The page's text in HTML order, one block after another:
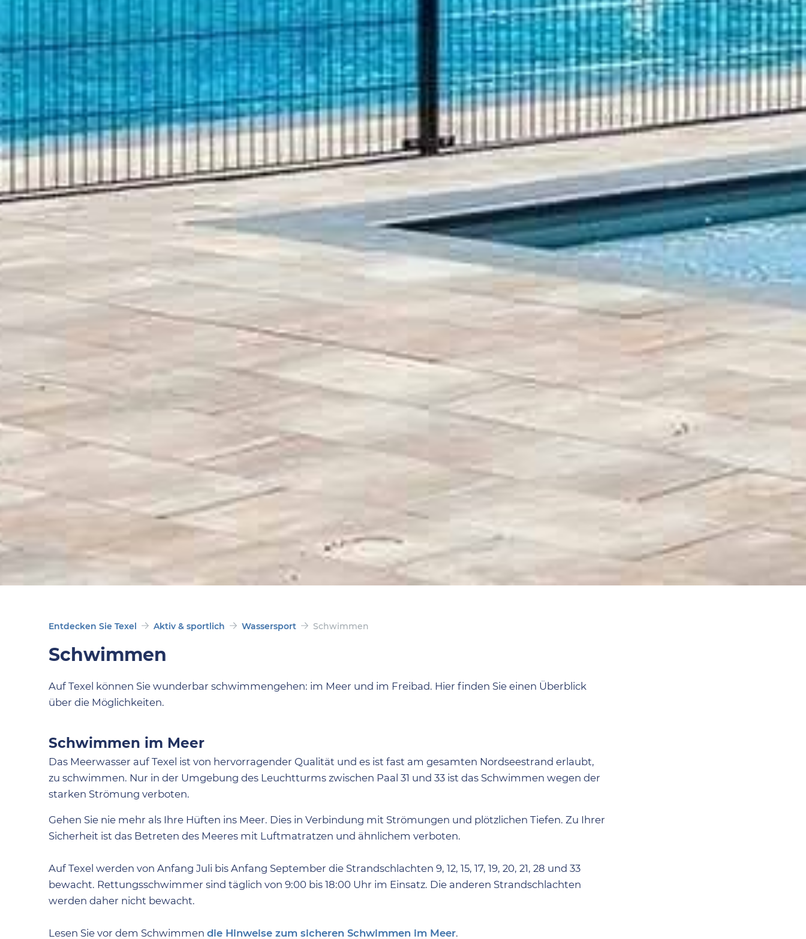
Entdecken Sie Texel Aktiv & sportlich Wassersport Schwimmen
Schwimmen
Auf Texel können Sie wunderbar schwimmengehen: im Meer und im Freibad. Hier finden Sie einen Überblick
über die Möglichkeiten.
Schwimmen im Meer
Das Meerwasser auf Texel ist von hervorragender Qualität und es ist fast am gesamten Nordseestrand erlaubt,
zu schwimmen. Nur in der Umgebung des Leuchtturms zwischen Paal 31 und 33 ist das Schwimmen wegen der
starken Strömung verboten.
Gehen Sie nie mehr als Ihre Hüften ins Meer. Dies in Verbindung mit Strömungen und plötzlichen Tiefen. Zu Ihrer
Sicherheit ist das Betreten des Meeres mit Luftmatratzen und ähnlichem verboten.
Auf Texel werden von Anfang Juli bis Anfang September die Strandschlachten 9, 12, 15, 17, 19, 20, 21, 28 und 33
bewacht. Rettungsschwimmer sind täglich von 9:00 bis 18:00 Uhr im Einsatz. Die anderen Strandschlachten
werden daher nicht bewacht.
Lesen Sie vor dem Schwimmendie Hinweise zum sicheren Schwimmen im Meer.